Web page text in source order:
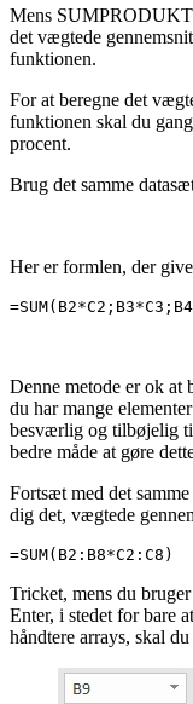
Mens SUMPRODUKT
det vægtede
funktionen.
For at beregne det
funktionen skal du
procent.
Brug det samme
Her er formlen, der
Denne metode er ok at
du har mange
besværlig og tilbøjelig
bedre måde at gøre
Fortsæt med det
dig det, vægtede
=SUM(B2:B8*C2:C8)
Tricket, mens du
Enter, i stedet for bare
håndtere arrays, skal